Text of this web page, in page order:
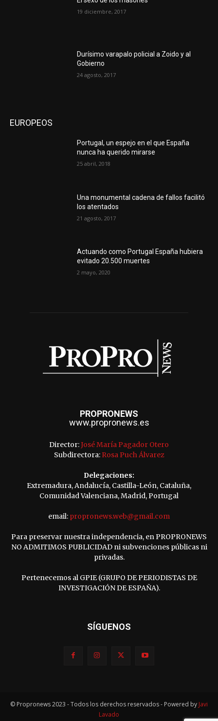
19 diciembre, 2017
Durísimo varapalo policial a Zoido y al
Gobierno
24 agosto, 2017
EUROPEOS
Portugal, un espejo en el que España
nunca ha querido mirarse
25 abril, 2018
Una monumental cadena de fallos facilitó
los atentados
21 agosto, 2017
Actuando como Portugal España hubiera
evitado 20.500 muertes
2 mayo, 2020
PROPRONEWS
www.propronews.es
Director:José María Pagador Otero
Subdirectora: Rosa Puch Álvarez
Delegaciones:
Extremadura, Andalucía, Castilla-León, Cataluña,
Comunidad Valenciana, Madrid, Portugal
email: propronews.web@gmail.com
Para preservar nuestra independencia, en PROPRONEWS
NO ADMITIMOS PUBLICIDAD ni subvenciones públicas ni
privadas.
Pertenecemos al GPIE (GRUPO DE PERIODISTAS DE
INVESTIGACIÓN DE ESPAÑA).
SÍGUENOS
© Propronews 2023 - Todos los derechos reservados - Powered by Javi
Lavado